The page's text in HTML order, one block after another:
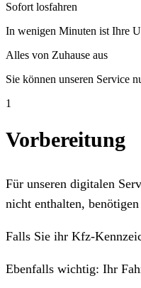
Sofort losfahren
In wenigen Minuten ist Ihre
Alles von Zuhause aus
Sie können unseren Service
1
Vorbereitung
Für unseren digitalen
nicht enthalten,
Falls Sie ihr Kfz-
Ebenfalls wichtig: Ihr